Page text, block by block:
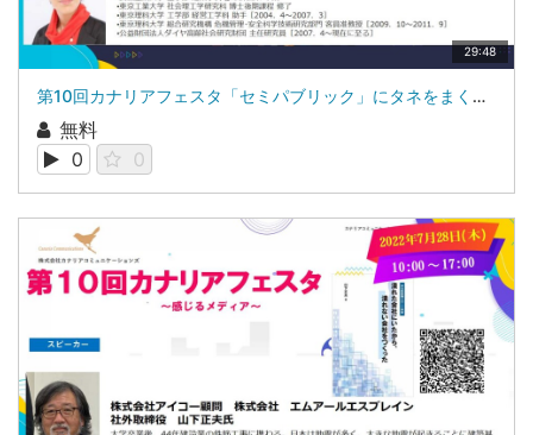
29:48
第10回カナリアフェスタ「セミパブリック」にタネをまく公益財団法人ダイヤ高齢社会研究財団 主任研究員 澤岡 詩野氏
無料
0
0